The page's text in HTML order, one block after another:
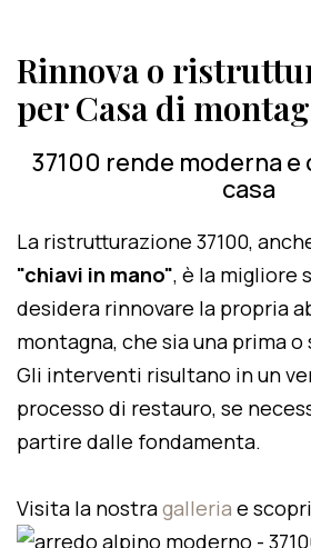
Rinnova o
per Casa di
37100 rende moderna
casa
La ristrutturazione 37100,
"chiavi in mano", è la migliore
desidera rinnovare la propria
montagna, che sia una prima o
Gli interventi risultano in un
processo di restauro, se
partire dalle fondamenta.
Visita la nostragalleria e